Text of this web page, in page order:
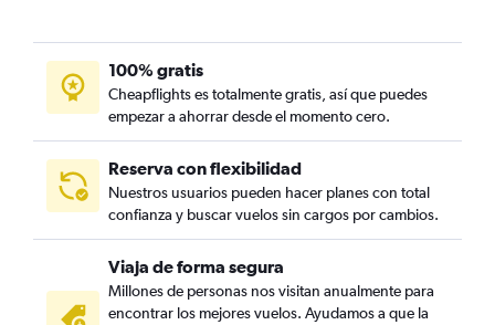
100% gratis
Cheapflights es totalmente gratis, así que puedes
empezar a ahorrar desde el momento cero.
Reserva con flexibilidad
Nuestros usuarios pueden hacer planes con total
confianza y buscar vuelos sin cargos por cambios.
Viaja de forma segura
Millones de personas nos visitan anualmente para
encontrar los mejores vuelos. Ayudamos a que la